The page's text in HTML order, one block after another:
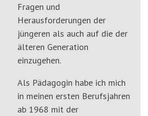
Fragen und
Herausforderungen der
jüngeren als auch auf die der
älteren Generation
einzugehen.
Als Pädagogin habe ich mich
in meinen ersten Berufsjahren
ab 1968 mit der